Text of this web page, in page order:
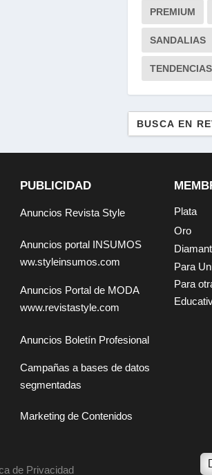
PREMIUM
SANDALIAS
TENDENCIAS
PUBLICIDAD
Anuncios Revista Style
Anuncios portal INSUMOS
ww.styleinsumos.com
Anuncios Portal de MODA
www.revistastyle.com
Anuncios Boletín Profesional
Campañas a bases de datos
segmentadas
Marketing de Contenidos
Plata
Oro
Para
Para
de Privacidad